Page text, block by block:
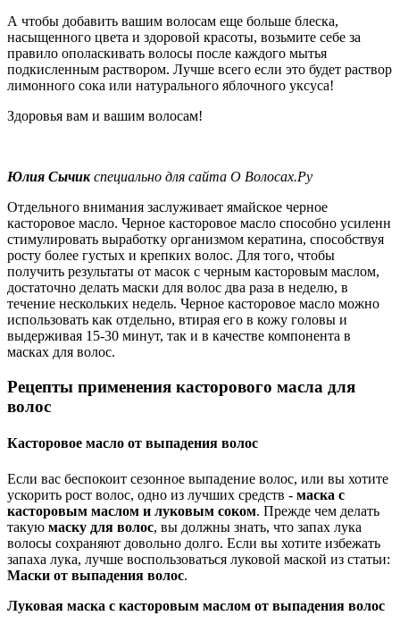
А чтобы добавить вашим волосам еще больше блеска,
насыщенного цвета и здоровой красоты, возьмите себе за
правило ополаскивать волосы после каждого мытья
подкисленным раствором. Лучше всего если это будет раствор
лимонного сока или натурального яблочного уксуса!
Здоровья вам и вашим волосам!
Юлия Сычикспециально для сайта О Волосах.Ру
Отдельного внимания заслуживает ямайское черное
касторовое масло. Черное касторовое масло способно усиленн
стимулировать выработку организмом кератина, способствуя
росту более густых и крепких волос. Для того, чтобы
получить результаты от масок с черным касторовым маслом,
достаточно делать маски для волос два раза в неделю, в
течение нескольких недель. Черное касторовое масло можно
использовать как отдельно, втирая его в кожу головы и
выдерживая 15-30 минут, так и в качестве компонента в
масках для волос.
Рецепты применения касторового масла для
волос
Касторовое масло от выпадения волос
Если вас беспокоит сезонное выпадение волос, или вы хотите
ускорить рост волос, одно из лучших средств - маска с
касторовым маслом и луковым соком. Прежде чем делать
такую маску для волос, вы должны знать, что запах лука
волосы сохраняют довольно долго. Если вы хотите избежать
запаха лука, лучше воспользоваться луковой маской из статьи:
Маски от выпадения волос.
Луковая маска с касторовым маслом от выпадения волос